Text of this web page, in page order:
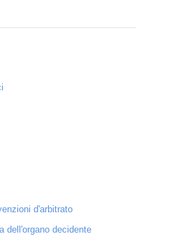
d'arbitrato
dell'organo decidente